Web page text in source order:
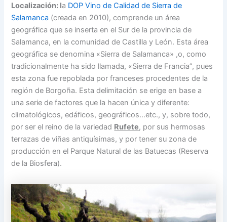
Localización: la DOP Vino de Calidad de Sierra de
Salamanca (creada en 2010), comprende un área
geográfica que se inserta en el Sur de la provincia de
Salamanca, en la comunidad de Castilla y León. Esta área
geográfica se denomina «Sierra de Salamanca» ,o, como
tradicionalmente ha sido llamada, «Sierra de Francia”, pues
esta zona fue repoblada por franceses procedentes de la
región de Borgoña. Esta delimitación se erige en base a
una serie de factores que la hacen única y diferente:
climatológicos, edáficos, geográficos…etc., y, sobre todo,
por ser el reino de la variedad Rufete, por sus hermosas
terrazas de viñas antiquísimas, y por tener su zona de
producción en el Parque Natural de las Batuecas (Reserva
de la Biosfera).